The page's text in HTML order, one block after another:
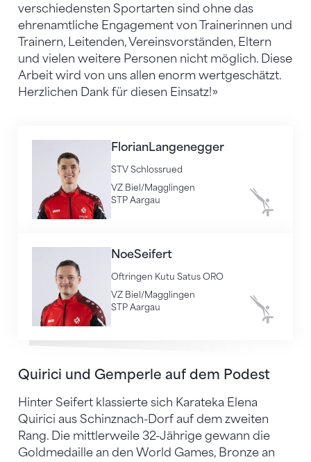
verschiedensten Sportarten sind ohne das
ehrenamtliche Engagement von Trainerinnen und
Trainern, Leitenden, Vereinsvorständen, Eltern
und vielen weitere Personen nicht möglich. Diese
Arbeit wird von uns allen enorm wertgeschätzt.
Herzlichen Dank für diesen Einsatz!»
FlorianLangenegger
STV Schlossrued
VZ Biel/Magglingen
STP Aargau
NoeSeifert
Oftringen Kutu Satus ORO
VZ Biel/Magglingen
STP Aargau
Quirici und Gemperle auf dem Podest
Hinter Seifert klassierte sich Karateka Elena
Quirici aus Schinznach-Dorf auf dem zweiten
Rang. Die mittlerweile 32-Jährige gewann die
Goldmedaille an den World Games, Bronze an